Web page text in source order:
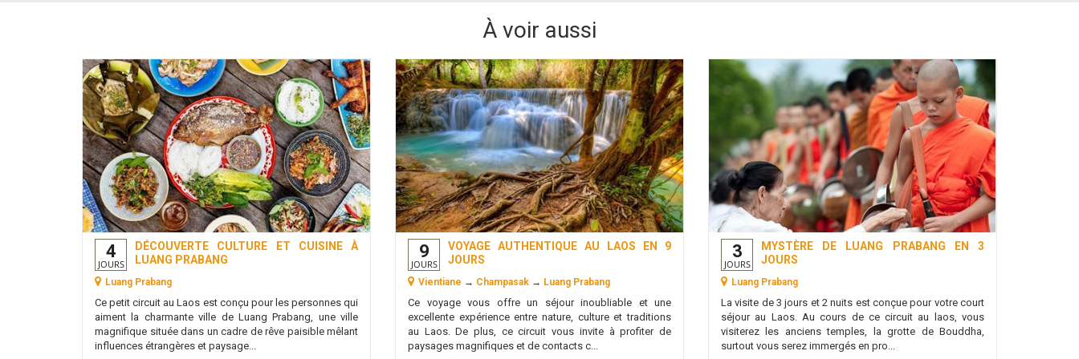
À voir aussi
4
JOURS
DÉCOUVERTE CULTURE ET CUISINE À
LUANG PRABANG
Luang Prabang
Ce petit circuit au Laos est conçu pour les personnes qui
aiment la charmante ville de Luang Prabang, une ville
magnifique située dans un cadre de rêve paisible mêlant
influences étrangères et paysage...
9
JOURS
VOYAGE AUTHENTIQUE AU LAOS EN 9
JOURS
Vientiane → Champasak → Luang Prabang
Ce voyage vous offre un séjour inoubliable et une
excellente expérience entre nature, culture et traditions
au Laos. De plus, ce circuit vous invite à profiter de
paysages magnifiques et de contacts c...
3
JOURS
MYSTÈRE DE LUANG PRABANG EN 3
JOURS
Luang Prabang
La visite de 3 jours et 2 nuits est conçue pour votre court
séjour au Laos. Au cours de ce circuit au laos, vous
visiterez les anciens temples, la grotte de Bouddha,
surtout vous serez immergés en pro...